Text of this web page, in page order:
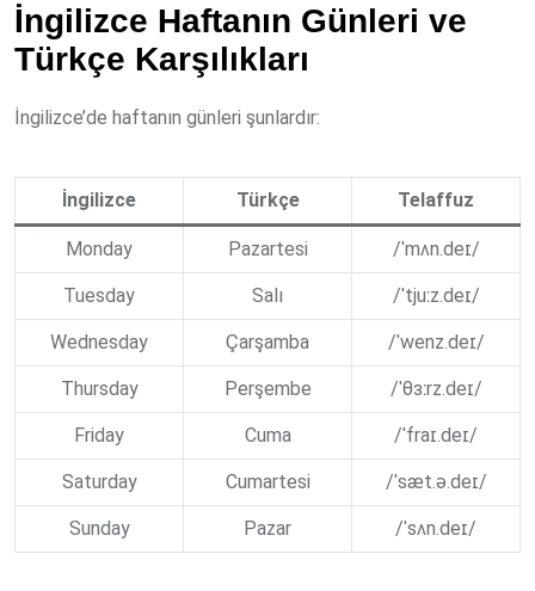
İngilizce Haftanın Günleri ve
Türkçe Karşılıkları
İngilizce’de haftanın günleri şunlardır:
İngilizce Türkçe Telaffuz
Monday Pazartesi /ˈmʌn.deɪ/
Tuesday Salı /ˈtjuːz.deɪ/
Wednesday Çarşamba /ˈwenz.deɪ/
Thursday Perşembe /ˈθɜːrz.deɪ/
Friday Cuma /ˈfraɪ.deɪ/
Saturday Cumartesi /ˈsæt.ə.deɪ/
Sunday Pazar /ˈsʌn.deɪ/